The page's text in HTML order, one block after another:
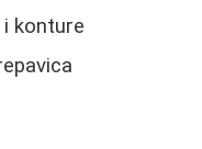
konture